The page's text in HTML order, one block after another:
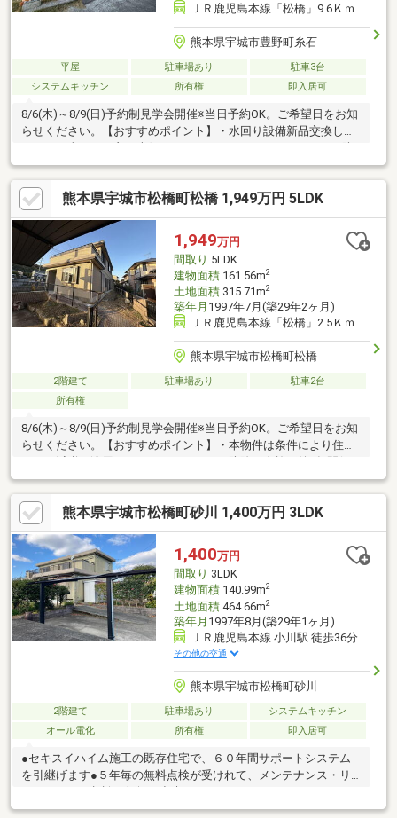
ＪＲ鹿児島本線「松橋」9.6Ｋｍ
熊本県宇城市豊野町糸石
平屋 駐車場あり
駐車3台
システムキッチン
所有権 即入居可
8/6(木)～8/9(日)予約制見学会開催※当日予約OK。ご希望日をお知
らせください。【おすすめポイント】・水回り設備新品交換しま
除工事施工後5年間保証・返済額や融資可能額など、お客様のご希
望にあわせてご提案。住宅ローンが初めての方でもお気軽にご相
談ください【周辺施設】・宇城市立豊野小学校まで約200ｍ
熊本県宇城市松橋町松橋 1,949万円 5LDK
1,949万円
間取り 5LDK
建物面積161.56m2
土地面積315.71m2
築年月 1997年7月(築29年2ヶ月)
ＪＲ鹿児島本線「松橋」2.5Ｋｍ
熊本県宇城市松橋町松橋
2階建て 駐車場あり
駐車2台
所有権
8/6(木)～8/9(日)予約制見学会開催※当日予約OK。ご希望日をお知
らせください。【おすすめポイント】・本物件は条件により住宅
証・お客様に合わせたローンの組み方や金融機関をご提案。住宅
ローンが初めての方でもお気軽にご相談ください【周辺施設】・
宇城市立松橋小学校300ｍ（徒歩4分）・宇城市立松橋中学校1000
ｍ（徒歩13分/自転車4分）・ラ・ムー宇城店様800ｍ（徒歩10分/
車2分）・ファミリーマート松橋曲野店様1000ｍ（徒歩13分/車2
分）
熊本県宇城市松橋町砂川 1,400万円 3LDK
1,400万円
間取り 3LDK
建物面積140.99m2
土地面積464.66m2
築年月 1997年8月(築29年1ヶ月)
ＪＲ鹿児島本線 小川駅 徒歩36分
その他の交通
熊本県宇城市松橋町砂川
2階建て 駐車場あり
システムキッチン
オール電化
所有権 即入居可
●セキスイハイム施工の既存住宅で、６０年間サポートシステム
を引継げます●５年毎の無料点検が受けれて、メンテナンス・リ